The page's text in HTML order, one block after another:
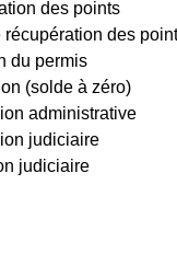
des points
récupération des
du permis
(solde à zéro)
administrative
judiciaire
judiciaire